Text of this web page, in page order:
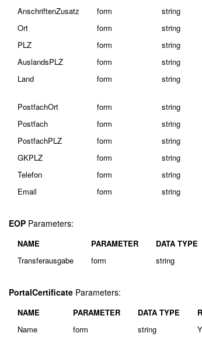
AnschriftenZusatz
form string
Ort
form string
PLZ
form string
AuslandsPLZ
form string
Land
form string
PostfachOrt
form string
Postfach
form string
PostfachPLZ
form string
GKPLZ
form string
Telefon
form string
Email
form string
EOP Parameters:
NAME PARAMETER DATA TYPE
Transferausgabe
form string
PortalCertificate Parameters:
NAME PARAMETER DATA TYPE
Name
form string